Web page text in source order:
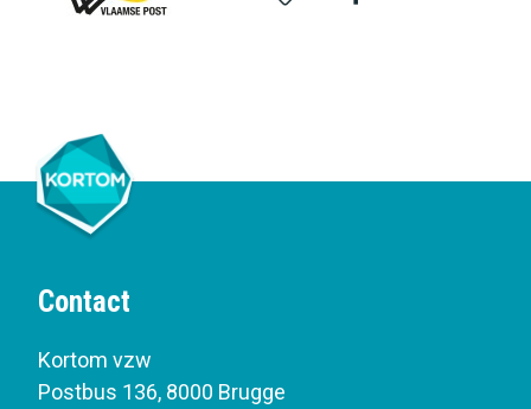
Contact
Kortom vzw
Postbus 136, 8000 Brugge